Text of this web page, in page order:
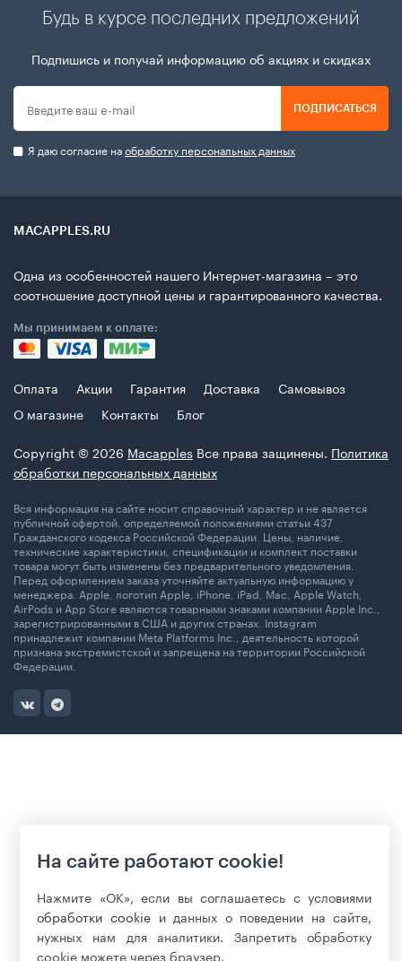
Будь в курсе последних предложений
Подпишись и получай информацию об акциях и скидках
ПОДПИСАТЬСЯ
Я даю согласие наобработку персональных данных
MACAPPLES.RU
Одна из особенностей нашего Интернет-магазина – это
соотношение доступной цены и гарантированного качества.
Мы принимаем к оплате:
Оплата Акции Гарантия Доставка
Самовывоз
О магазине
Контакты
Блог
Copyright © 2026 Macapples Все права защинены. Политика
обработки персональных данных
Вся информация на сайте носит справочный характер и не является
публичной офертой, определяемой положениями статьи 437
Гражданского кодекса Российской Федерации. Цены, наличие,
технические характеристики, спецификации и комплект поставки
товара могут быть изменены без предварительного уведомления.
Перед оформлением заказа уточняйте актуальную информацию у
менеджера. Apple, логотип Apple, iPhone, iPad, Mac, Apple Watch,
AirPods и App Store являются товарными знаками компании Apple Inc.,
зарегистрированными в США и других странах. Instagram
принадлежит компании Meta Platforms Inc., деятельность которой
признана экстремистской и запрещена на территории Российской
Федерации.
На сайте работают cookie!
Нажмите «ОК», если вы соглашаетесь с условиями
обработки cookie и данных о поведении на сайте,
нужных нам для аналитики. Запретить обработку
cookie можете через браузер.